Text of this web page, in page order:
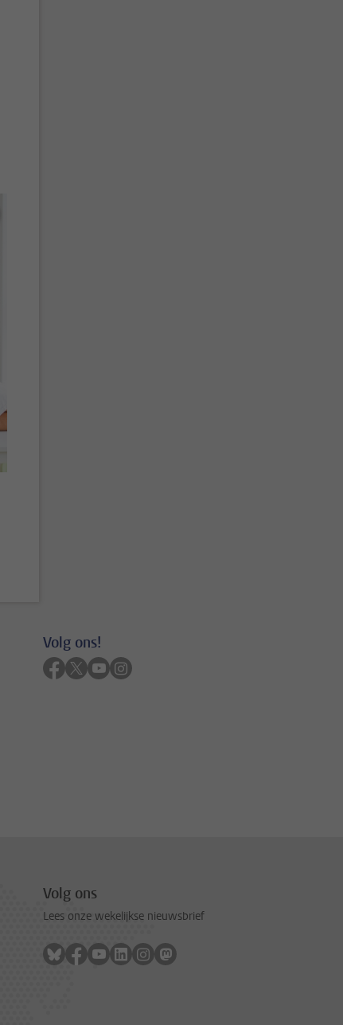
Volg ons!
Volg ons op facebook
Volg ons op twitter
Volg ons op youtube
Volg ons op instagram
Volg ons
Lees onze wekelijkse nieuwsbrief
Volg ons op bluesky
Volg ons op facebook
Volg ons op youtube
Volg ons op linkedin
Volg ons op instagram
Volg ons op mastodon